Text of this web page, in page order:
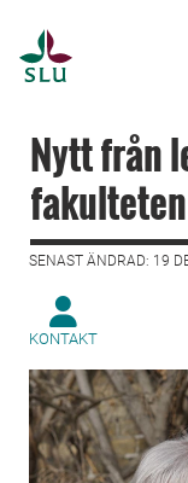
Nytt från
SENAST ÄNDRAD: 19
KONTAKT